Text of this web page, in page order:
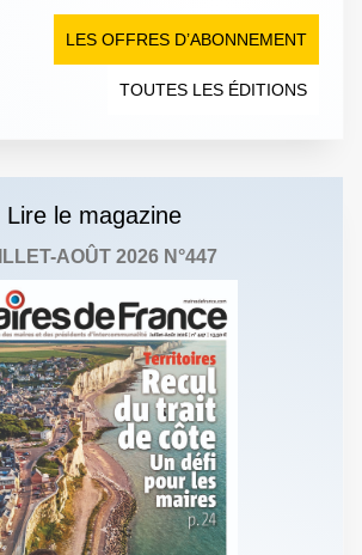
LES OFFRES D’ABONNEMENT
TOUTES LES ÉDITIONS
Lire le magazine
AOÛT 2026 N°447